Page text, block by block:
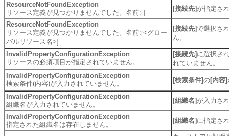
ResourceNotFoundException
リソース定義が見つかりませんでした。名前:[]
[接続先] が指定さ
ResourceNotFoundException
リソース定義が見つかりませんでした。名前:[<グロー
バルリソース名>]
[接続先] で選択さ
ん。
InvalidPropertyConfigurationException
リソースの必須項目が指定されていません。
[接続先] に選択さ
れていません。
InvalidPropertyConfigurationException
検索条件(内容)が入力されていません。
[検索条件]の[内容]
InvalidPropertyConfigurationException
組織名が入力されていません。
[組織名] が入力さ
InvalidPropertyConfigurationException
指定された組織名は存在しません。
[組織名] に指定さ